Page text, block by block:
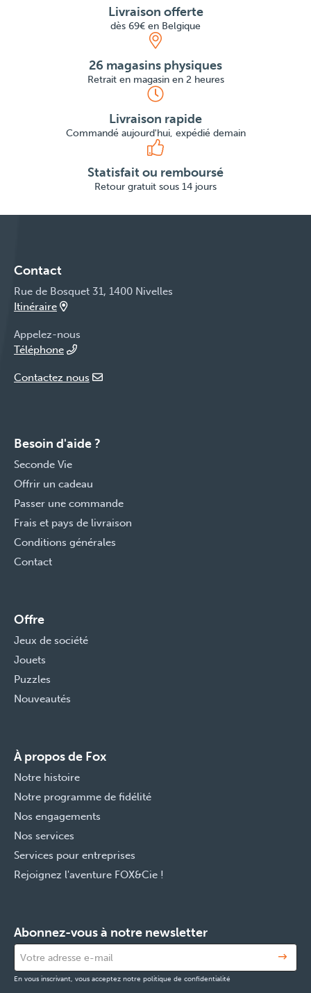
Livraison offerte
dès 69€ en Belgique
26 magasins physiques
Retrait en magasin en 2 heures
Livraison rapide
Commandé aujourd'hui, expédié demain
Statisfait ou remboursé
Retour gratuit sous 14 jours
Contact
Rue de Bosquet 31, 1400 Nivelles
Itinéraire
Appelez-nous
Téléphone
Contactez nous
Besoin d'aide ?
Seconde Vie
Offrir un cadeau
Passer une commande
Frais et pays de livraison
Conditions générales
Contact
Offre
Jeux de société
Jouets
Puzzles
Nouveautés
À propos de Fox
Notre histoire
Notre programme de fidélité
Nos engagements
Nos services
Services pour entreprises
Rejoignez l'aventure FOX&Cie !
Abonnez-vous à notre newsletter
En vous inscrivant, vous acceptez notre politique de confidentialité